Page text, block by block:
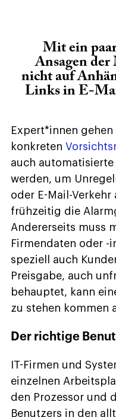
Mit ein
Ansagen der
nicht auf
Links in E-
Expert*innen
konkreten
auch
werden, um
oder E-Mail-
frühzeitig die
Andererseits muss
Firmendaten oder -
speziell auch
Preisgabe, auch
behauptet, kann
zu stehen kommen
Der richtige
IT-Firmen und
einzelnen
den Prozessor und
Benutzers in den